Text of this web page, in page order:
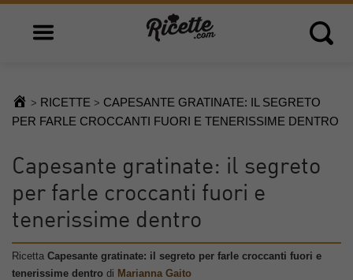
Open main menu Open
> RICETTE > CAPESANTE GRATINATE: IL SEGRETO
PER FARLE CROCCANTI FUORI E TENERISSIME DENTRO
Capesante gratinate: il segreto
per farle croccanti fuori e
tenerissime dentro
Ricetta Capesante gratinate: il segreto per farle croccanti fuori e
tenerissime dentro di Marianna Gaito